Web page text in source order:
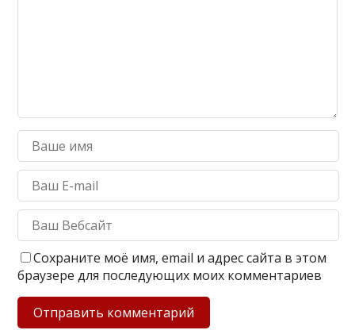
Сохраните моё имя, email и адрес сайта в этом
браузере для последующих моих комментариев